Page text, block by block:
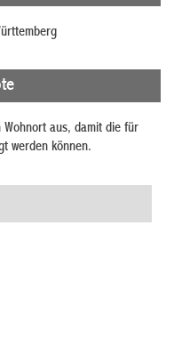
Wohnort aus, damit die für
werden können.